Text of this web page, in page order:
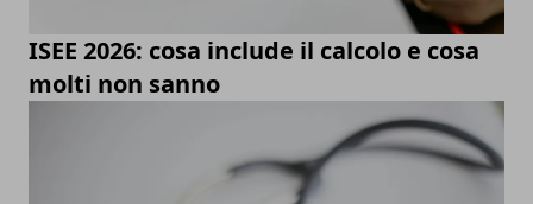
ISEE 2026: cosa include il calcolo e cosa
molti non sanno